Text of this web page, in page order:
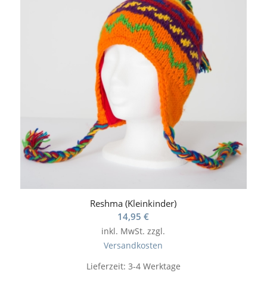
Reshma (Kleinkinder)
14,95€
inkl. MwSt. zzgl.
Versandkosten
Lieferzeit: 3-4 Werktage